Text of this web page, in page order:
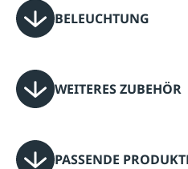
BELEUCHTUNG
WEITERES ZUBEHÖR
PASSENDE